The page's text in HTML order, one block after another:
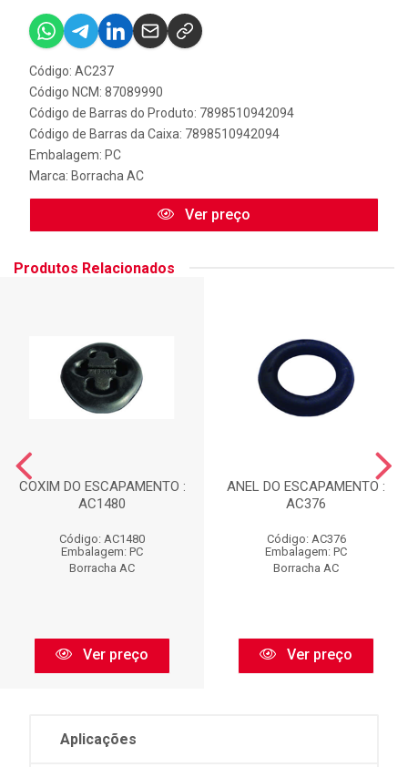
Código: AC237
Código NCM: 87089990
Código de Barras do Produto: 7898510942094
Código de Barras da Caixa: 7898510942094
Embalagem: PC
Marca: Borracha AC
Ver preço
Produtos Relacionados
COXIM DO ESCAPAMENTO :
AC1480
Código: AC1480
Embalagem: PC
Borracha AC
Ver preço
ANEL DO ESCAPAMENTO :
AC376
Código: AC376
Embalagem: PC
Borracha AC
Ver preço
Aplicações